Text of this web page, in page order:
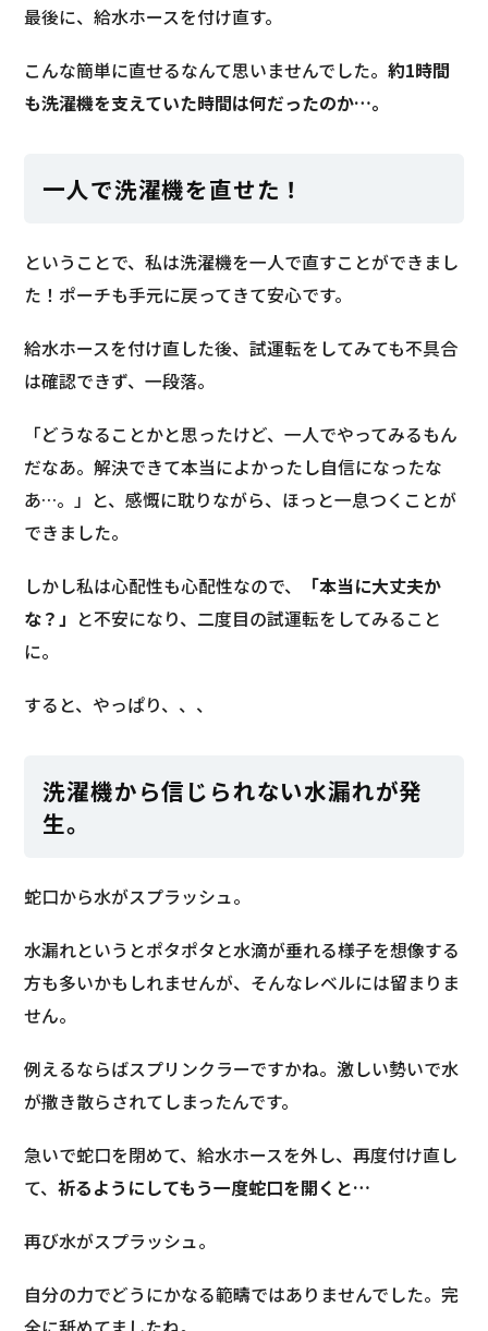
最後に、給水ホースを付け直す。
こんな簡単に直せるなんて思いませんでした。約1時間
も洗濯機を支えていた時間は何だったのか…。
一人で洗濯機を直せた！
ということで、私は洗濯機を一人で直すことができまし
た！ポーチも手元に戻ってきて安心です。
給水ホースを付け直した後、試運転をしてみても不具合
は確認できず、一段落。
「どうなることかと思ったけど、一人でやってみるもん
だなあ。解決できて本当によかったし自信になったな
あ…。」と、感慨に耽りながら、ほっと一息つくことが
できました。
しかし私は心配性も心配性なので、
「本当に大丈夫か
な？」 と不安になり、二度目の試運転をしてみること
に。
すると、やっぱり、、、
洗濯機から信じられない水漏れが発
生。
蛇口から水がスプラッシュ。
水漏れというとポタポタと水滴が垂れる様子を想像する
方も多いかもしれませんが、そんなレベルには留まりま
せん。
例えるならばスプリンクラーですかね。激しい勢いで水
が撒き散らされてしまったんです。
急いで蛇口を閉めて、給水ホースを外し、再度付け直し
て、祈るようにしてもう一度蛇口を開くと…
再び水がスプラッシュ。
自分の力でどうにかなる範疇ではありませんでした。完